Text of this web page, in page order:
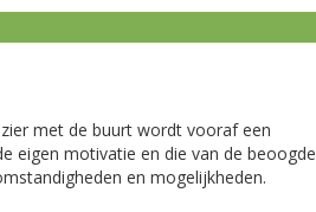
met de buurt wordt vooraf een
eigen motivatie en die van de beoogde
en mogelijkheden.